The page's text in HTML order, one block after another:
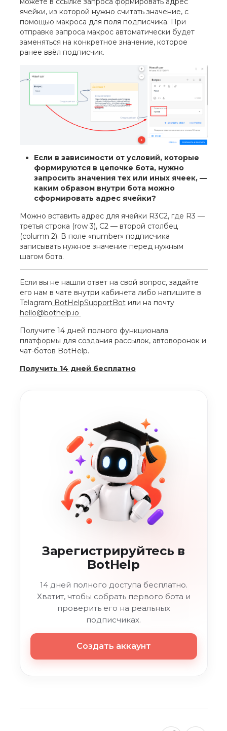
ячейки, из которой нужно считать значение, с
помощью макроса для поля подписчика. При
отправке запроса макрос автоматически будет
заменяться на конкретное значение, которое
ранее ввёл подписчик.
Если в зависимости от условий, которые
формируются в цепочке бота, нужно
запросить значения тех или иных ячеек, —
каким образом внутри бота можно
сформировать адрес ячейки?
Можно вставить адрес для ячейки R3C2, где R3 —
третья строка (row 3), C2 — второй столбец
(column 2). В поле «number» подписчика
записывать нужное значение перед нужным
шагом бота.
Если вы не нашли ответ на свой вопрос, задайте
его нам в чате внутри кабинета либо напишите в
Telagram BotHelpSupportBotили на почту
hello@bothelp.io
Получите 14 дней полного функционала
платформы для создания рассылок, автоворонок и
чат-ботов BotHelp.
Получить 14 дней бесплатно
Зарегистрируйтесь в
BotHelp
14 дней полного доступа бесплатно.
Хватит, чтобы собрать первого бота и
проверить его на реальных
подписчиках.
Создать аккаунт